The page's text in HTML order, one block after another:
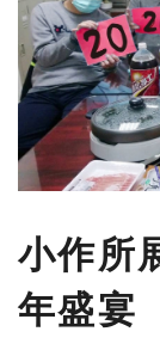
刊登
小作所
年盛宴